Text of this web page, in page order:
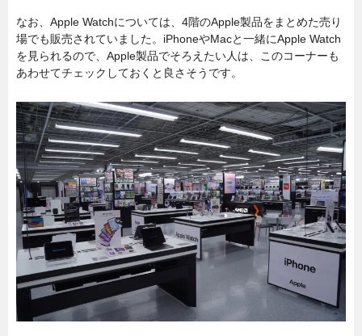
なお、Apple Watchについては、4階のApple製品をまとめた売り
場でも販売されていました。iPhoneやMacと一緒にApple Watch
を見られるので、Apple製品でそろえたい人は、このコーナーも
あわせてチェックしておくと良さそうです。